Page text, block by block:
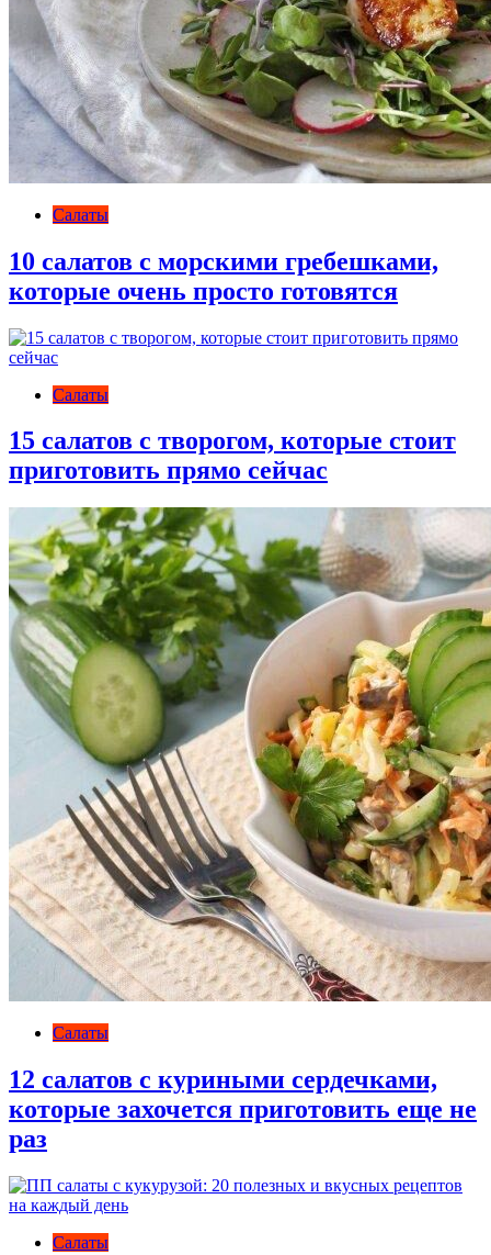
Салаты
10 cалатов с морскими гребешками,
которые очень просто готовятся
Салаты
15 салатов с творогом, которые стоит
приготовить прямо сейчас
Салаты
12 салатов с куриными сердечками,
которые захочется приготовить еще не
раз
Салаты